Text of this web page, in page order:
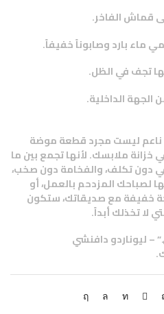
قماش الفاخر.
ماء بارد وصابوناً خفيفاً.
تجف في الظل.
الداخلية.
ناعم ليست مجرد قطعة موضة
خزانة ملابسك. لأنها تجمع بين ما
دون تكلف، والفخامة دون صخب،
لصباحك المزدحم بالعمل، أو
خفيفة مع صديقاتك، ستكون
لا تخذلك أبداً.
– ليوناردو دافنشي